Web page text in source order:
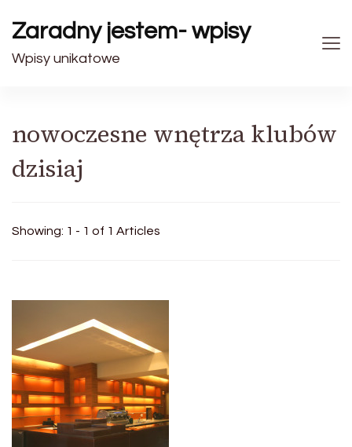
Zaradny jestem- wpisy
Wpisy unikatowe
nowoczesne wnętrza klubów
dzisiaj
Showing: 1 - 1 of 1 Articles